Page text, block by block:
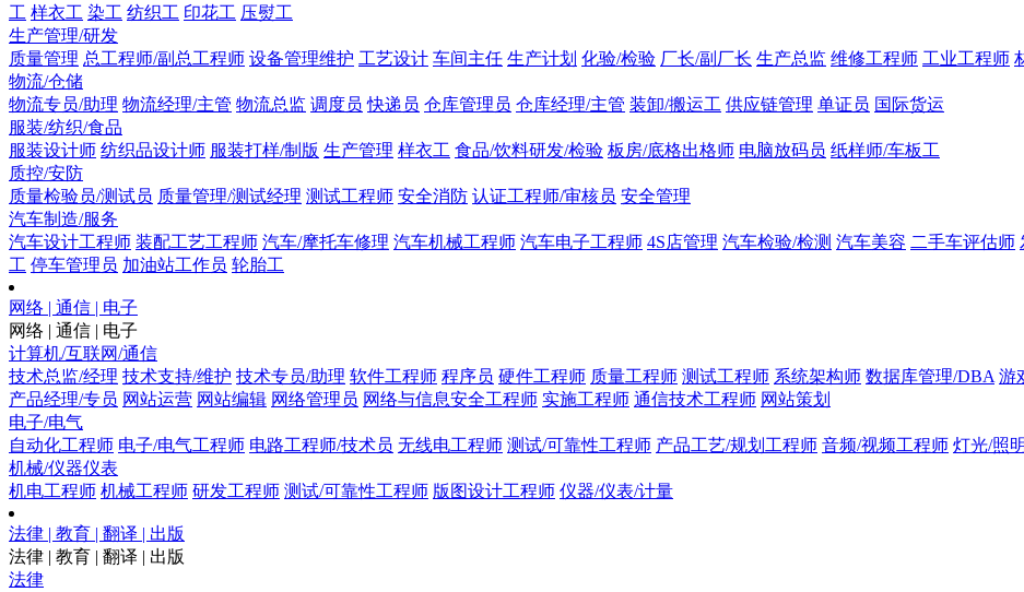
工 样衣工 染工 纺织工 印花工 压熨工
生产管理/研发
质量管理 总工程师/副总工程师 设备管理维护 工艺设计 车间主任 生产计划 化验/检验 厂长/副厂长 生产总监 维修工程师 工业工程师
物流/仓储
物流专员/助理 物流经理/主管 物流总监 调度员 快递员 仓库管理员 仓库经理/主管 装卸/搬运工 供应链管理 单证员 国际货运
服装/纺织/食品
服装设计师 纺织品设计师 服装打样/制版 生产管理 样衣工 食品/饮料研发/检验 板房/底格出格师 电脑放码员 纸样师/车板工
质控/安防
质量检验员/测试员 质量管理/测试经理 测试工程师 安全消防 认证工程师/审核员 安全管理
汽车制造/服务
汽车设计工程师 装配工艺工程师 汽车/摩托车修理 汽车机械工程师 汽车电子工程师 4S店管理 汽车检验/检测 汽车美容 二手车评估师
工 停车管理员 加油站工作员 轮胎工
网络 | 通信 | 电子
网络 | 通信 | 电子
计算机/互联网/通信
技术总监/经理 技术支持/维护 技术专员/助理 软件工程师 程序员 硬件工程师 质量工程师 测试工程师 系统架构师 数据库管理/DBA 游
产品经理/专员 网站运营 网站编辑 网络管理员 网络与信息安全工程师 实施工程师 通信技术工程师 网站策划
电子/电气
自动化工程师 电子/电气工程师 电路工程师/技术员 无线电工程师 测试/可靠性工程师 产品工艺/规划工程师 音频/视频工程师 灯光/照
机械/仪器仪表
机电工程师 机械工程师 研发工程师 测试/可靠性工程师 版图设计工程师 仪器/仪表/计量
法律 | 教育 | 翻译 | 出版
法律 | 教育 | 翻译 | 出版
法律